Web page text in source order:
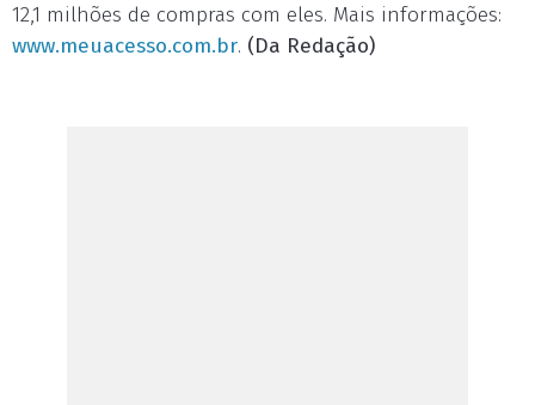
12,1 milhões de compras com eles. Mais informações:
www.meuacesso.com.br. (Da Redação)